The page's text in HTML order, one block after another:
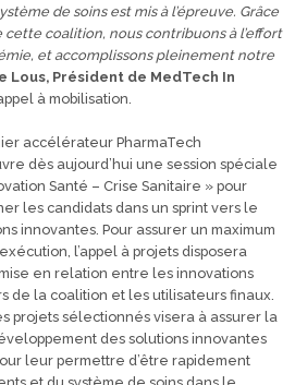
de soins est mis à l’épreuve. Grâce
cette coalition, nous contribuons à l’effort
et accomplissons pleinement notre
Lous, Président de MedTech In
à mobilisation.
accélérateur PharmaTech
dès aujourd’hui une session spéciale
Santé – Crise Sanitaire » pour
les candidats dans un sprint vers le
innovantes. Pour assurer un maximum
l’appel à projets disposera
en relation entre les innovations
de la coalition et les utilisateurs finaux.
projets sélectionnés visera à assurer la
des solutions innovantes
leur permettre d’être rapidement